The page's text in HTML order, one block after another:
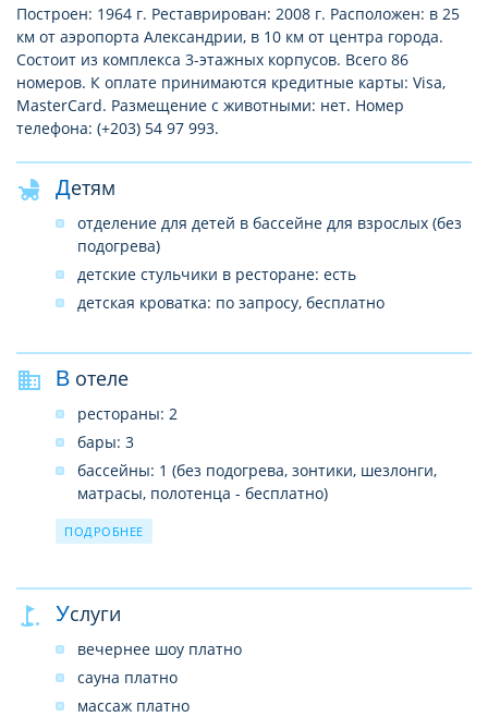
Построен: 1964 г. Реставрирован: 2008 г. Расположен: в 25
км от аэропорта Александрии, в 10 км от центра города.
Состоит из комплекса 3-этажных корпусов. Всего 86
номеров. К оплате принимаются кредитные карты: Visa,
MasterCard. Размещение с животными: нет. Номер
телефона: (+203) 54 97 993.
Детям
отделение для детей в бассейне для взрослых (без
подогрева)
детские стульчики в ресторане: есть
детская кроватка: по запросу, бесплатно
В отеле
рестораны: 2
бары: 3
бассейны: 1 (без подогрева, зонтики, шезлонги,
матрасы, полотенца - бесплатно)
конференц-залы: 1 (на 70 чел., платно)
обмен валюты
автостоянка: платно
парикмахерская
кабинет врача
ПОДРОБНЕЕ
Услуги
вечернее шоу платно
сауна платно
массаж платно